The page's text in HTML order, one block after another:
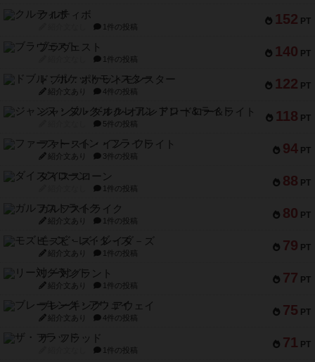
152 PT
クルティボ
1件の投稿
140 PT
ブラヴェスト
1件の投稿
122 PT
ドブル：ポケットモンスター
紹介文あり 4件の投稿
118 PT
ジャンヌ・ダルク-オルレアン ドロー＆ライト
5件の投稿
94 PT
ファースト・イン・フライト
紹介文あり 3件の投稿
88 PT
ダイススローン
1件の投稿
80 PT
ガルフストライク
紹介文あり 1件の投稿
79 PT
モズビ－ズ・レイダ－ズ
紹介文あり 1件の投稿
77 PT
リー対グラント
紹介文あり 1件の投稿
75 PT
ブレーキング・アウェイ
紹介文あり 4件の投稿
71 PT
ザ・フラッド
1件の投稿